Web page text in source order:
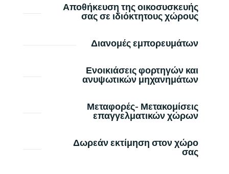
Αποθήκευση της οικοσυσκευής
σας σε ιδιόκτητους χώρους
Διανομές εμπορευμάτων
Ενοικιάσεις φορτηγών και
ανυψωτικών μηχανημάτων
Μεταφορές- Μετακομίσεις
επαγγελματικών χώρων
Δωρεάν εκτίμηση στον χώρο
σας